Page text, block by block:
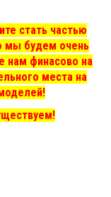
стать частью
мы будем очень
нам финасово на
места на